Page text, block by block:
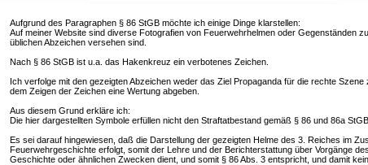
Aufgrund des Paragraphen § 86 StGB möchte ich einige Dinge klarstellen:
Auf meiner Website sind diverse Fotografien von Feuerwehrhelmen oder Gegenständen
üblichen Abzeichen versehen sind.
Nach § 86 StGB ist u.a. das Hakenkreuz ein verbotenes Zeichen.
Ich verfolge mit den gezeigten Abzeichen weder das Ziel Propaganda für die rechte
dem Zeigen der Zeichen eine Wertung abgeben.
Aus diesem Grund erkläre ich:
Die hier dargestellten Symbole erfüllen nicht den Straftatbestand gemäß § 86 und 86a StGB.
Es sei darauf hingewiesen, daß die Darstellung der gezeigten Helme des 3. Reiches im
Feuerwehrgeschichte erfolgt, somit der Lehre und der Berichterstattung über Vorgänge
Geschichte oder ähnlichen Zwecken dient, und somit § 86 Abs. 3 entspricht, und damit